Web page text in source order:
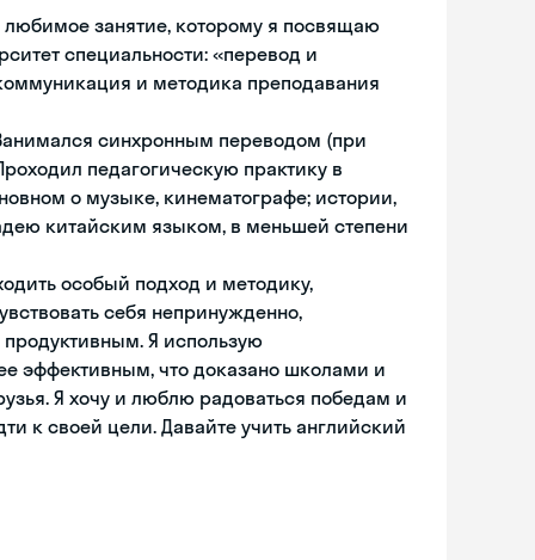
занятие, которому я посвящаю
специальности: «перевод и
и методика преподавания
синхронным переводом (при
педагогическую практику в
о музыке, кинематографе; истории,
китайским языком, в меньшей степени
особый подход и методику,
себя непринужденно,
Я использую
эффективным, что доказано школами и
Я хочу и люблю радоваться победам и
к своей цели. Давайте учить английский